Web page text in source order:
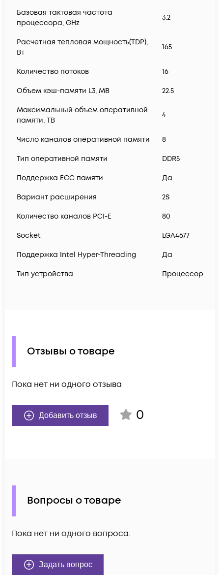
Базовая тактовая частота
процессора, GHz
3.2
Расчетная тепловая мощность(TDP),
Вт
165
Количество потоков 16
Объем кэш-памяти L3, MB 22.5
Максимальный объем оперативной
памяти, TB
4
Число каналов оперативной памяти 8
Тип оперативной памяти DDR5
Поддержка ECC памяти Да
Вариант расширения 2S
Количество каналов PCI-E 80
Socket LGA4677
Поддержка Intel Hyper-Threading Да
Тип устройства Процессор
Отзывы о товаре
Пока нет ни одного отзыва
Добавить отзыв 0
Вопросы о товаре
Пока нет ни одного вопроса.
Задать вопрос